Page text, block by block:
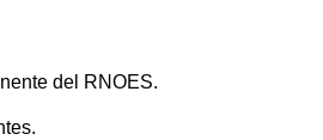
del RNOES.